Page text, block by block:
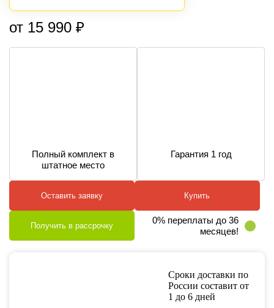
от 15 990 ₽
Полный комплект в
штатное место
Гарантия 1 год
Оставить заявку Купить
Получить в рассрочку
0% переплаты до 36
месяцев!
Сроки доставки по
России составит от
1 до 6 дней